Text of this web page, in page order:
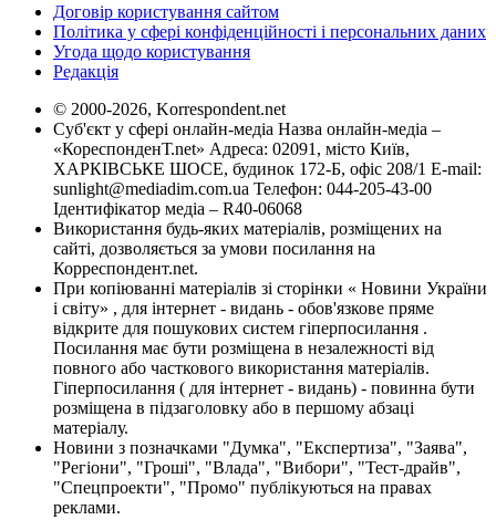
Договір користування сайтом
Політика у сфері конфіденційності і персональних даних
Угода щодо користування
Редакція
© 2000-2026, Korrespondent.net
Суб'єкт у сфері онлайн-медіа Назва онлайн-медіа –
«КореспонденТ.net» Адреса: 02091, місто Київ,
ХАРКІВСЬКЕ ШОСЕ, будинок 172-Б, офіс 208/1 E-mail:
sunlight@mediadim.com.ua Телефон: 044-205-43-00
Ідентифікатор медіа – R40-06068
Використання будь-яких матеріалів, розміщених на
сайті, дозволяється за умови посилання на
Корреспондент.net.
При копіюванні матеріалів зі сторінки « Новини України
і світу» , для інтернет - видань - обов'язкове пряме
відкрите для пошукових систем гіперпосилання .
Посилання має бути розміщена в незалежності від
повного або часткового використання матеріалів.
Гіперпосилання ( для інтернет - видань) - повинна бути
розміщена в підзаголовку або в першому абзаці
матеріалу.
Новини з позначками "Думка", "Експертиза", "Заява",
"Регіони", "Гроші", "Влада", "Вибори", "Тест-драйв",
"Спецпроекти", "Промо" публікуються на правах
реклами.